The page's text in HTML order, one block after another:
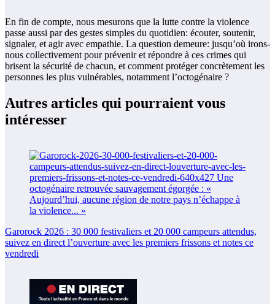
En fin de compte, nous mesurons que la lutte contre la violence
passe aussi par des gestes simples du quotidien: écouter, soutenir,
signaler, et agir avec empathie. La question demeure: jusqu’où irons-
nous collectivement pour prévenir et répondre à ces crimes qui
brisent la sécurité de chacun, et comment protéger concrètement les
personnes les plus vulnérables, notamment l’octogénaire ?
Autres articles qui pourraient vous
intéresser
Garorock 2026 : 30 000 festivaliers et 20 000 campeurs attendus,
suivez en direct l’ouverture avec les premiers frissons et notes ce
vendredi